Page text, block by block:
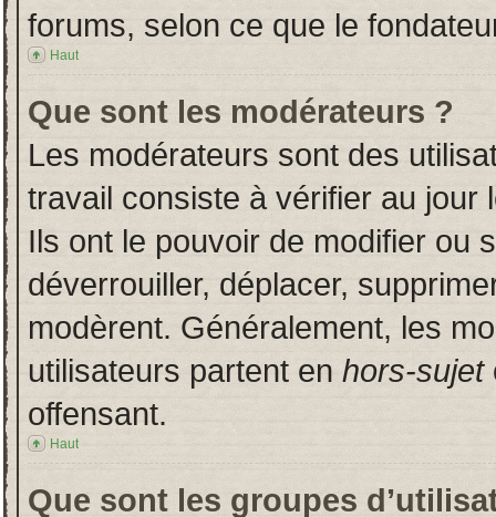
forums, selon ce que le
Haut
Que sont les modérateurs ?
Les modérateurs sont des
travail consiste à vérifier au jour
Ils ont le pouvoir de modifier ou
déverrouiller, déplacer,
modèrent. Généralement, les
utilisateurs partent en hors-sujet
offensant.
Haut
Que sont les groupes